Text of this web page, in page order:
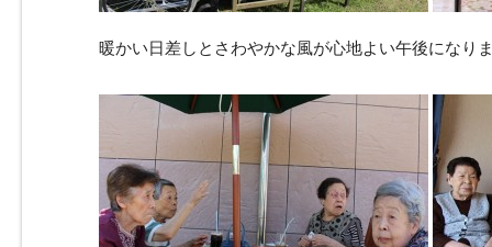
暖かい日差しとさわやかな風が心地よい午後になり